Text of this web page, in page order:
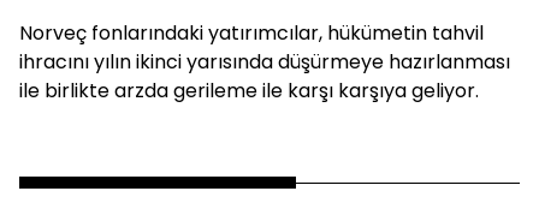
Norveç fonlarındaki yatırımcılar, hükümetin tahvil
ihracını yılın ikinci yarısında düşürmeye hazırlanması
ile birlikte arzda gerileme ile karşı karşıya geliyor.